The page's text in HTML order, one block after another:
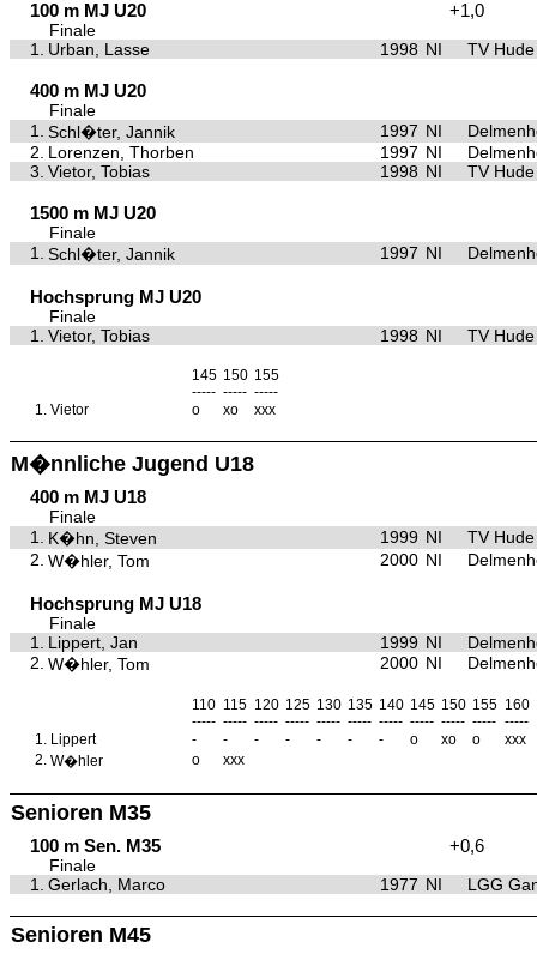
100 m MJ U20 +1,0
Finale
1.
Urban, Lasse 1998 NI TV Hude
400 m MJ U20
Finale
1.
Schl�ter, Jannik 1997 NI
2. Lorenzen, Thorben 1997 NI
3. Vietor, Tobias 1998 NI TV Hude
1500 m MJ U20
Finale
1.
Schl�ter, Jannik 1997 NI
Hochsprung MJ U20
Finale
1.
Vietor, Tobias 1998 NI TV Hude
145 150 155
----- ----- -----
1. Vietor o xo xxx
M�nnliche Jugend U18
400 m MJ U18
Finale
1.
K�hn, Steven 1999 NI
TV Hude
2. W�hler, Tom 2000 NI
Hochsprung MJ U18
Finale
1.
Lippert, Jan 1999 NI
2. W�hler, Tom 2000 NI
110 115 120 125 130 135 140 145 150 155 160
----- ----- ----- ----- ----- ----- ----- ----- ----- ----- -----
1. Lippert - - - - - - - o xo o
xxx
2. W�hler o xxx
Senioren M35
100 m Sen. M35 +0,6
Finale
1.
Gerlach, Marco 1977 NI LGG
Senioren M45